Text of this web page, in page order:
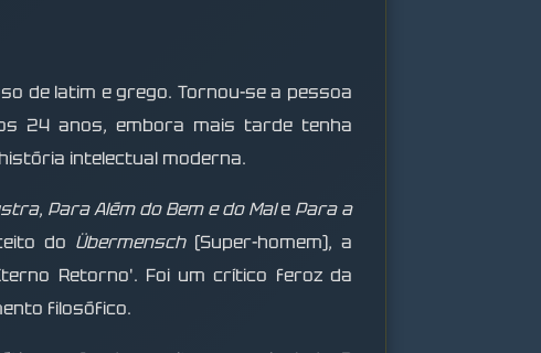
de latim e grego. Tornou-se a pessoa
24 anos, embora mais tarde tenha
intelectual moderna.
, Para Além do Bem e do Male Para a
do Übermensch(Super-homem), a
Retorno'. Foi um crítico feroz da
filosófico.